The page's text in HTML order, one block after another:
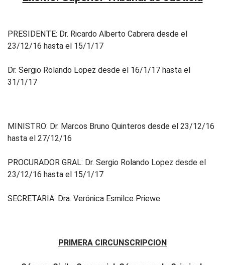
PRESIDENTE: Dr. Ricardo Alberto Cabrera desde el
23/12/16 hasta el 15/1/17
Dr. Sergio Rolando Lopez desde el 16/1/17 hasta el
31/1/17
MINISTRO: Dr. Marcos Bruno Quinteros desde el 23/12/16
hasta el 27/12/16
PROCURADOR GRAL: Dr. Sergio Rolando Lopez desde el
23/12/16 hasta el 15/1/17
SECRETARIA: Dra. Verónica Esmilce Priewe
PRIMERA CIRCUNSCRIPCION